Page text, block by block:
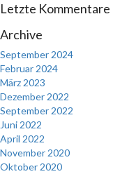
Letzte Kommentare
Archive
September 2024
Februar 2024
März 2023
Dezember 2022
September 2022
Juni 2022
April 2022
November 2020
Oktober 2020